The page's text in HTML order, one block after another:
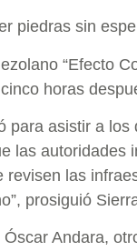
piedras sin
“Efecto
horas
para asistir a
las autoridades
revisen las
prosiguió
Andara,